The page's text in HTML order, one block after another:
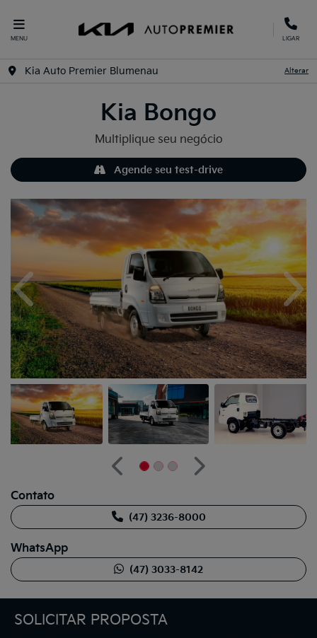
MENU LIGAR
Kia Auto Premier Blumenau Alterar
Kia Bongo
Multiplique seu negócio
Agende seu test-drive
SOLICITAR PROPOSTA
Anterior
Anterior
Próximo
Contato
(47) 3236-8000
WhatsApp
(47) 3033-8142